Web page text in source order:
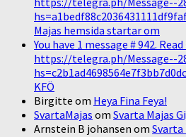
Majas hemsida startar om
You have 1 message # 942. Read
https://telegra.ph/Message--
KFÖ
Birgitte om Heya Fina Feya!
SvartaMajas om Svarta Majas
Arnstein B johansen om Svarta